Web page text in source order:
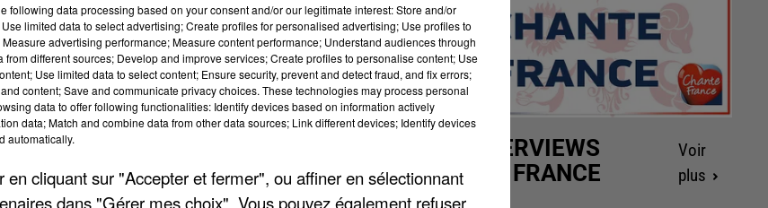
LES INTERVIEWS
CHANTE FRANCE
Voir
plus
following data processing based on your consent and/or our legitimate interest: Store and/or
limited data to select advertising; Create profiles for personalised advertising; Use profiles to
advertising performance; Measure content performance; Understand audiences through
from different sources; Develop and improve services; Create profiles to personalise content; Use
Use limited data to select content; Ensure security, prevent and detect fraud, and fix errors;
content; Save and communicate privacy choices. These technologies may process personal
data to offer following functionalities: Identify devices based on information actively
data; Match and combine data from other data sources; Link different devices; Identify devices
automatically.
en cliquant sur "Accepter et fermer", ou affiner en sélectionnant
dans "Gérer mes choix". Vous pouvez également refuser